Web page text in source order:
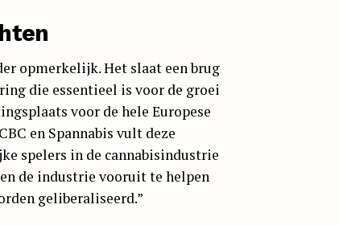
opmerkelijk. Het slaat een brug
die essentieel is voor de groei
voor de hele Europese
en Spannabis vult deze
spelers in de cannabisindustrie
de industrie vooruit te helpen
geliberaliseerd.”